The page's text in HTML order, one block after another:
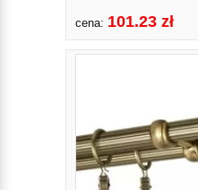
cena: 101.23 zł